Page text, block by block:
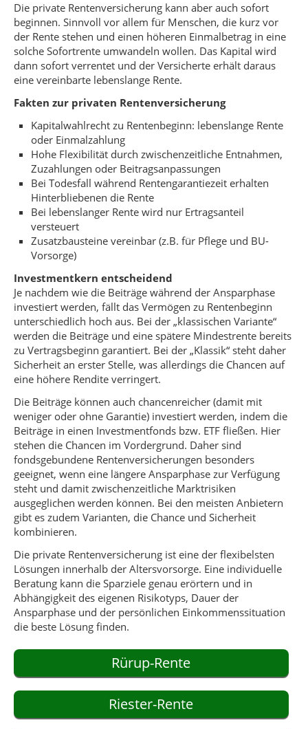
Die private Rentenversicherung kann aber auch sofort
beginnen. Sinnvoll vor allem für Menschen, die kurz vor
der Rente stehen und einen höheren Einmalbetrag in eine
solche Sofortrente umwandeln wollen. Das Kapital wird
dann sofort verrentet und der Versicherte erhält daraus
eine vereinbarte lebenslange Rente.
Fakten zur privaten Rentenversicherung
Kapitalwahlrecht zu Rentenbeginn: lebenslange Rente
oder Einmalzahlung
Hohe Flexibilität durch zwischenzeitliche Entnahmen,
Zuzahlungen oder Beitragsanpassungen
Bei Todesfall während Rentengarantiezeit erhalten
Hinterbliebenen die Rente
Bei lebenslanger Rente wird nur Ertragsanteil
versteuert
Zusatzbausteine vereinbar (z.B. für Pflege und BU-
Vorsorge)
Investmentkern entscheidend
Je nachdem wie die Beiträge während der Ansparphase
investiert werden, fällt das Vermögen zu Rentenbeginn
unterschiedlich hoch aus. Bei der „klassischen Variante“
werden die Beiträge und eine spätere Mindestrente bereits
zu Vertragsbeginn garantiert. Bei der „Klassik“ steht daher
Sicherheit an erster Stelle, was allerdings die Chancen auf
eine höhere Rendite verringert.
Die Beiträge können auch chancenreicher (damit mit
weniger oder ohne Garantie) investiert werden, indem die
Beiträge in einen Investmentfonds bzw. ETF fließen. Hier
stehen die Chancen im Vordergrund. Daher sind
fondsgebundene Rentenversicherungen besonders
geeignet, wenn eine längere Ansparphase zur Verfügung
steht und damit zwischenzeitliche Marktrisiken
ausgeglichen werden können. Bei den meisten Anbietern
gibt es zudem Varianten, die Chance und Sicherheit
kombinieren.
Die private Rentenversicherung ist eine der flexibelsten
Lösungen innerhalb der Altersvorsorge. Eine individuelle
Beratung kann die Sparziele genau erörtern und in
Abhängigkeit des eigenen Risikotyps, Dauer der
Ansparphase und der persönlichen Einkommenssituation
die beste Lösung finden.
Rürup-Rente
Riester-Rente